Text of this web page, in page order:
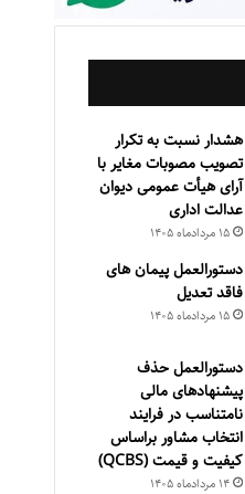
هشدار نسبت به تکرار
تصویب مصوبات مغایر با
آرای هیأت عمومی دیوان
عدالت اداری
۱۵ مرداد‌ماه ۱۴۰۵
دستورالعمل پیمان های
فاقد تعدیل
۱۵ مرداد‌ماه ۱۴۰۵
دستورالعمل حذف
پيشنهادهای مالی
نامتناسب در فرايند
انتخاب مشاور براساس
كيفيت و قيمت (QCBS)
۱۴ مرداد‌ماه ۱۴۰۵